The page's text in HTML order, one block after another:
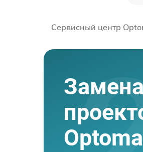
Сервисный центр